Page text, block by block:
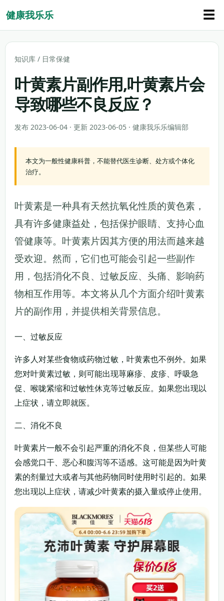
健康我乐乐 ☰
知识库 / 日常保健
叶黄素片副作用,叶黄素片会
导致哪些不良反应？
发布 2023-06-04 · 更新 2023-06-05 · 健康我乐乐编辑部
本文为一般性健康科普，不能替代医生诊断、处方或个体化
治疗。
叶黄素是一种具有天然抗氧化性质的黄色素，
具有许多健康益处，包括保护眼睛、支持心血
管健康等。叶黄素片因其方便的用法而越来越
受欢迎。然而，它们也可能会引起一些副作
用，包括消化不良、过敏反应、头痛、影响药
物相互作用等。本文将从几个方面介绍叶黄素
片的副作用，并提供相关背景信息。
一、过敏反应
许多人对某些食物或药物过敏，叶黄素也不例外。如果
您对叶黄素过敏，则可能出现荨麻疹、皮疹、呼吸急
促、喉咙紧缩和过敏性休克等过敏反应。如果您出现以
上症状，请立即就医。
二、消化不良
叶黄素片一般不会引起严重的消化不良，但某些人可能
会感觉口干、恶心和腹泻等不适感。这可能是因为叶黄
素的剂量过大或者与其他药物同时使用时引起的。如果
您出现以上症状，请减少叶黄素的摄入量或停止使用。